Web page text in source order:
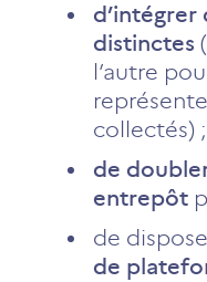
distinctes
l’autre
collectés) ;
de
entrepôt
de
de